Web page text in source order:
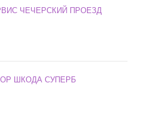
ЧЕЧЕРСКИЙ ПРОЕЗД
ШКОДА СУПЕРБ